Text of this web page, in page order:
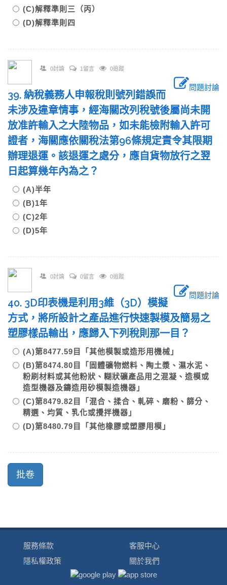
(C)解釋準則三（丙）
(D)解釋準則四
0討論 1留言 0追蹤
問題討論
39. 納稅義務人申報稅則號列錯誤而
未涉及違章情事，經海關改列稅號後屬尚未開
放准許輸入之大陸物品，如未能檢附輸入許可
證者，海關應依關稅法第96條規定責令其限期
辦理退運。該退運之處分，應自貨物放行之翌
日起算幾年內為之？
(A)半年
(B)1年
(C)2年
(D)5年
0討論 0留言 0追蹤
問題討論
40. 3D印表機是利用3維（3D）模擬
方式，將所設計之產品進行快速製模及簡易之
塑膠樣品輸出，應歸入下列稅則那一目？
(A)第8477.59目「其他模製或造形用機械」
(B)第8474.80目「固體礦物燃料、陶土漿、濕水泥、
粉刷材料或其他粉狀、糊狀礦產品用之混凝、造模或
造型機器及鑄造用砂模製造機器」
(C)第8479.82目「混合、揉合、軋碎、磨粉、篩分、
精選、均質、乳化或攪拌機器」
(D)第8480.79目「其他橡膠或塑膠用模」
服務條款
隱私權政策
客服中心
關於我們